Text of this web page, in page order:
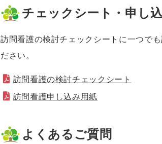
チェックシート・申し
訪問看護の検討チェックシートに一つで
ださい。
訪問看護の検討チェックシート
訪問看護申し込み用紙
よくあるご質問